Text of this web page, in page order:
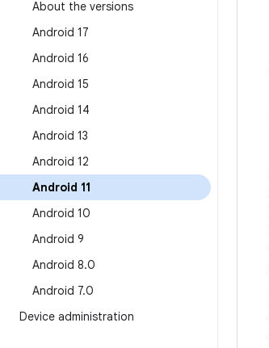
About the versions
Android 17
Android 16
Android 15
Android 14
Android 13
Android 12
Android 11
Android 10
Android 9
Android 8.0
Android 7.0
Device administration